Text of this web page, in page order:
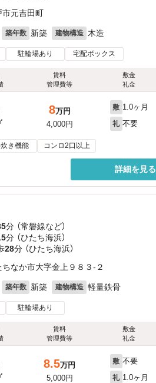
市元吉田町
築年数 新築 建物構造 木造
駐輪場あり 宅配ボックス
賃料
管理費等
敷金
礼金
8万円
4,000円
敷 1.0ヶ月
礼 不要
き機能 コンロ2口以上
詳細を見る
分 （常磐線など）
分 （ひたち海浜）
28分 （ひたち海浜）
なか市大字金上９８３-２
築年数 新築 建物構造 軽量鉄骨
駐輪場あり
賃料
管理費等
敷金
礼金
8.5万円
5,000円
敷 不要
礼 1.0ヶ月